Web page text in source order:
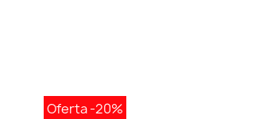
Oferta-20%